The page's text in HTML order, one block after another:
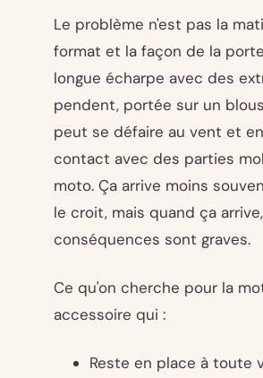
Le problème n'est pas la
format et la façon de la
longue écharpe avec des
pendent, portée sur un
peut se défaire au vent et
contact avec des parties
moto. Ça arrive moins
le croit, mais quand ça
conséquences sont graves.
Ce qu'on cherche pour la
accessoire qui :
Reste en place à toute